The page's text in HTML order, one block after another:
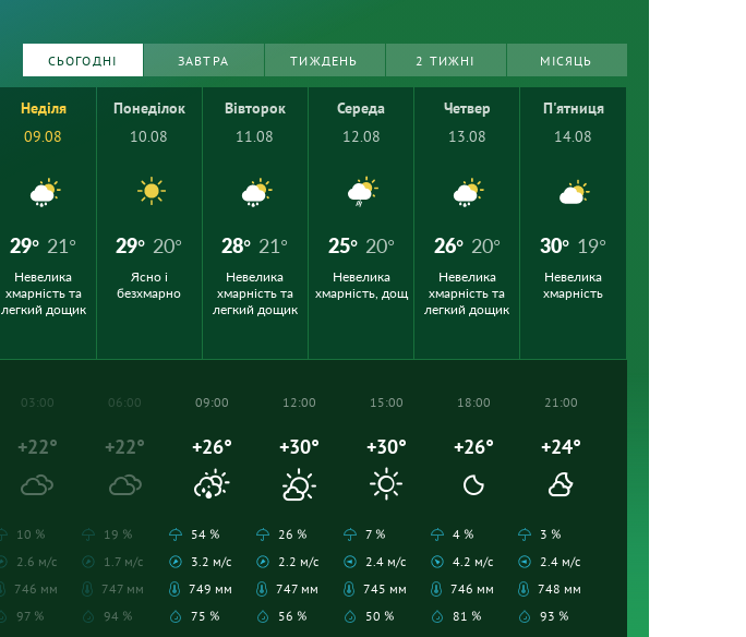
СЬОГОДНІ ЗАВТРА ТИЖДЕНЬ 2 ТИЖНІ МІСЯЦЬ
Неділя
09.08
29° 21°
Невелика
хмарність та
легкий дощик
Понеділок
10.08
29° 20°
Ясно і
безхмарно
Вівторок
11.08
28° 21°
Невелика
хмарність та
легкий дощик
Середа
12.08
25° 20°
Невелика
хмарність, дощ
Четвер
13.08
26° 20°
Невелика
хмарність та
легкий дощик
П'ятниця
14.08
30° 19°
Невелика
хмарність
03:00
+22°
10 %
2.6 м/с
746 мм
97 %
06:00
+22°
19 %
1.7 м/с
747 мм
94 %
09:00
+26°
54 %
3.2 м/с
749 мм
75 %
12:00
+30°
26 %
2.2 м/с
747 мм
56 %
15:00
+30°
7 %
2.4 м/с
745 мм
50 %
18:00
+26°
4 %
4.2 м/с
746 мм
81 %
21:00
+24°
3 %
2.4 м/с
748 мм
93 %